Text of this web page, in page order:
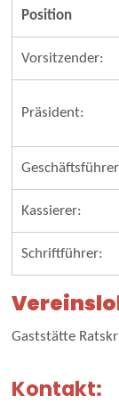
Position
Vorsitzender:
Präsident:
Kassierer:
Schriftführer:
Gaststätte
Kontakt: